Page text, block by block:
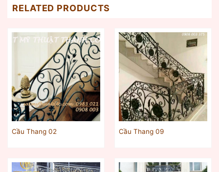
RELATED PRODUCTS
Cầu Thang 02 Cầu Thang 09